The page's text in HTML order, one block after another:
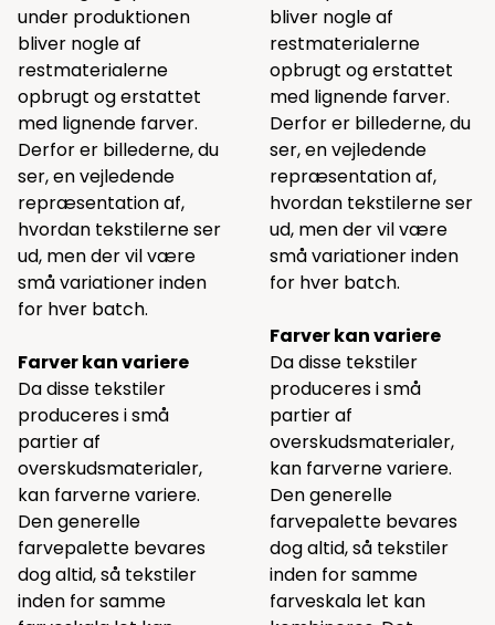
under produktionen
bliver nogle af
restmaterialerne
opbrugt og erstattet
med lignende farver.
Derfor er billederne, du
ser, en vejledende
repræsentation af,
hvordan tekstilerne ser
ud, men der vil være
små variationer inden
for hver batch.
Farver kan variere
Da disse tekstiler
produceres i små
partier af
overskudsmaterialer,
kan farverne variere.
Den generelle
farvepalette bevares
dog altid, så tekstiler
inden for samme
bliver nogle af
restmaterialerne
opbrugt og erstattet
med lignende farver.
Derfor er billederne, du
ser, en vejledende
repræsentation af,
hvordan tekstilerne ser
ud, men der vil være
små variationer inden
for hver batch.
Farver kan variere
Da disse tekstiler
produceres i små
partier af
overskudsmaterialer,
kan farverne variere.
Den generelle
farvepalette bevares
dog altid, så tekstiler
inden for samme
farveskala let kan